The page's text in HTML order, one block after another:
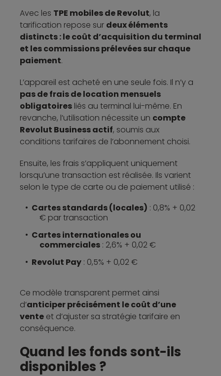
Avec les TPE mobiles de Revolut, la
tarification repose sur deux éléments
distincts : le coût d’acquisition du terminal
et les commissions prélevées sur chaque
paiement.
L’appareil est acheté en une seule fois. Il n’y a
pas de frais de location mensuels
obligatoires liés au terminal lui-même. En
revanche, l’utilisation nécessite un compte
Revolut Business actif, soumis aux
conditions tarifaires de l’abonnement choisi.
Ensuite, les frais s’appliquent uniquement
lorsqu’une transaction est réalisée. Ils varient
selon le type de carte ou de paiement utilisé :
Cartes standards (locales) : 0,8% + 0,02
€ par transaction
Cartes internationales ou
commerciales : 2,6% + 0,02 €
Revolut Pay: 0,5% + 0,02 €
Ce modèle transparent permet ainsi
d’anticiper précisément le coût d’une
vente et d’ajuster sa stratégie tarifaire en
conséquence.
Quand les fonds sont-ils
disponibles ?